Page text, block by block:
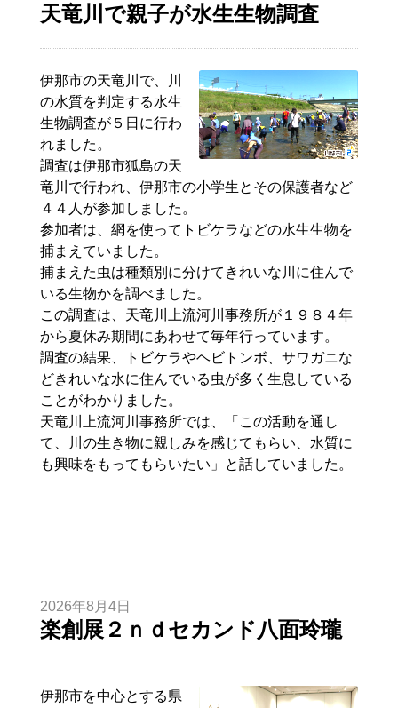
天竜川で親子が水生生物調査
伊那市の天竜川で、川
の水質を判定する水生
生物調査が５日に行わ
れました。
調査は伊那市狐島の天
竜川で行われ、伊那市の小学生とその保護者など
４４人が参加しました。
参加者は、網を使ってトビケラなどの水生生物を
捕まえていました。
捕まえた虫は種類別に分けてきれいな川に住んで
いる生物かを調べました。
この調査は、天竜川上流河川事務所が１９８４年
から夏休み期間にあわせて毎年行っています。
調査の結果、トビケラやヘビトンボ、サワガニな
どきれいな水に住んでいる虫が多く生息している
ことがわかりました。
天竜川上流河川事務所では、「この活動を通し
て、川の生き物に親しみを感じてもらい、水質に
も興味をもってもらいたい」と話していました。
2026年8月4日
楽創展２ｎｄセカンド八面玲瓏
伊那市を中心とする県